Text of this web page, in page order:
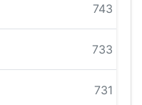
743 pts
733 pts
731 pts